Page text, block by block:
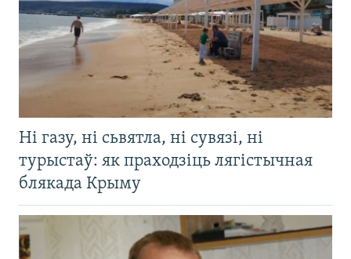
Ні газу, ні сьвятла, ні сувязі, ні
турыстаў: як праходзіць лягістычная
блякада Крыму